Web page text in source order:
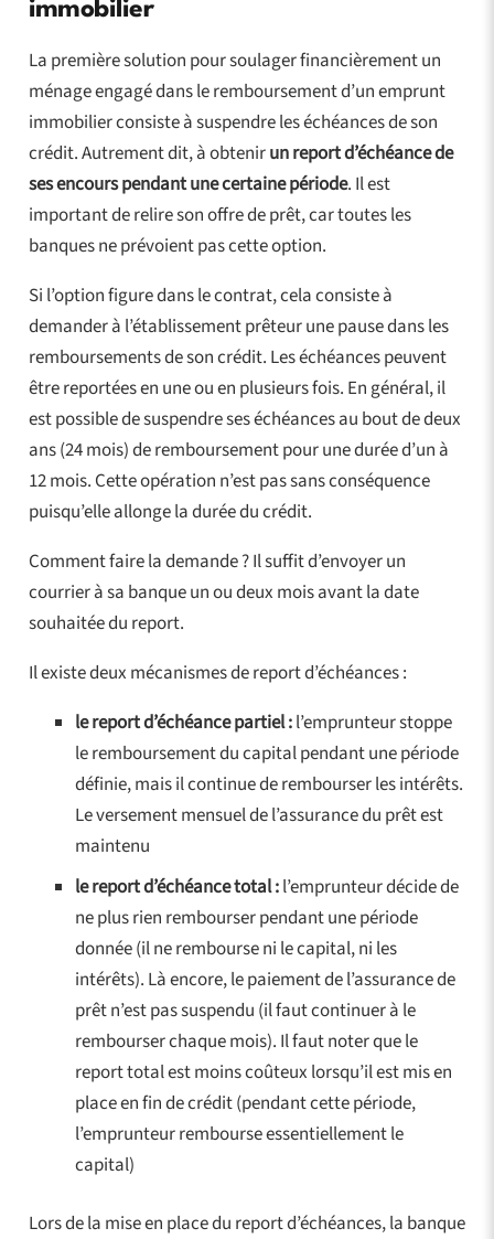
immobilier
La première solution pour soulager financièrement un
ménage engagé dans le remboursement d’un emprunt
immobilier consiste à suspendre les échéances de son
crédit. Autrement dit, à obtenirun report d’échéance de
ses encours pendant une certaine période. Il est
important de relire son offre de prêt, car toutes les
banques ne prévoient pas cette option.
Si l’option figure dans le contrat, cela consiste à
demander à l’établissement prêteur une pause dans les
remboursements de son crédit. Les échéances peuvent
être reportées en une ou en plusieurs fois. En général, il
est possible de suspendre ses échéances au bout de deux
ans (24 mois) de remboursement pour une durée d’un à
12 mois. Cette opération n’est pas sans conséquence
puisqu’elle allonge la durée du crédit.
Comment faire la demande ? Il suffit d’envoyer un
courrier à sa banque un ou deux mois avant la date
souhaitée du report.
Il existe deux mécanismes de report d’échéances :
le report d’échéance partiel :l’emprunteur stoppe
le remboursement du capital pendant une période
définie, mais il continue de rembourser les intérêts.
Le versement mensuel de l’assurance du prêt est
maintenu
le report d’échéance total :l’emprunteur décide de
ne plus rien rembourser pendant une période
donnée (il ne rembourse ni le capital, ni les
intérêts). Là encore, le paiement de l’assurance de
prêt n’est pas suspendu (il faut continuer à le
rembourser chaque mois). Il faut noter que le
report total est moins coûteux lorsqu’il est mis en
place en fin de crédit (pendant cette période,
l’emprunteur rembourse essentiellement le
capital)
Lors de la mise en place du report d’échéances, la banque